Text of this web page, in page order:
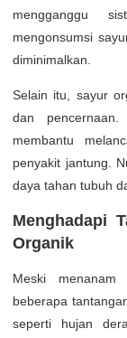
mengganggu
mengonsumsi
diminimalkan.
Selain itu, sayur
dan
membantu
penyakit jantung.
daya tahan tubuh
Menghadapi
Organik
Meski
beberapa
seperti hujan